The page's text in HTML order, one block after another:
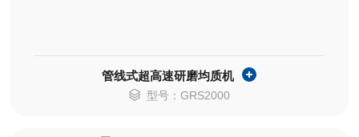
管线式超高速研磨均质机
型号：GRS2000